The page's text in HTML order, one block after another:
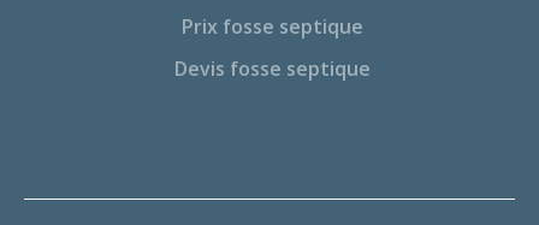
Prix fosse septique
Devis fosse septique